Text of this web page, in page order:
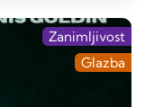
Zanimljivost
Glazba